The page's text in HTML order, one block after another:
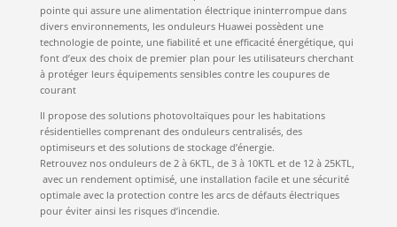
pointe qui assure une alimentation électrique ininterrompue dans
divers environnements, les onduleurs Huawei possèdent une
technologie de pointe, une fiabilité et une efficacité énergétique, qui
font d’eux des choix de premier plan pour les utilisateurs cherchant
à protéger leurs équipements sensibles contre les coupures de
courant
Il propose des solutions photovoltaïques pour les habitations
résidentielles comprenant des onduleurs centralisés, des
optimiseurs et des solutions de stockage d’énergie.
Retrouvez nos onduleurs de 2 à 6KTL, de 3 à 10KTL et de 12 à 25KTL,
avec un rendement optimisé, une installation facile et une sécurité
optimale avec la protection contre les arcs de défauts électriques
pour éviter ainsi les risques d’incendie.